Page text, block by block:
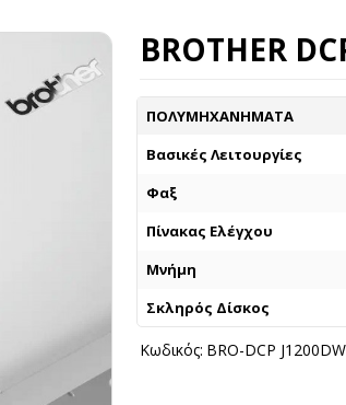
BROTHER
ΠΟΛΥΜΗΧΑΝΉΜΑΤΑ
Βασικές Λειτουργίες
Φαξ
Πίνακας Ελέγχου
Μνήμη
Σκληρός Δίσκος
Κωδικός: BRO-DCP J1200DW